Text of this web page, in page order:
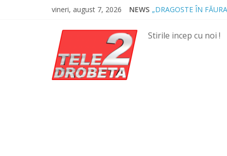
vineri, august 7, 2026 NEWS „DRAGOSTE ÎN
MII DE ȚIGARETE DE
BĂUT, DROGAT ȘI
Stirile incep cu noi !